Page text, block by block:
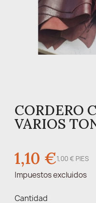
CORDERO
VARIOS
1,10 €1,00 € PIES
Impuestos excluidos
Cantidad